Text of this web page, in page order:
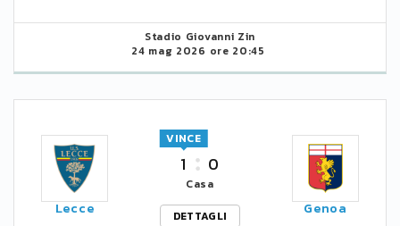
Stadio Giovanni Zin
24 mag 2026 ore 20:45
Lecce
1
VINCE
0
Casa
DETTAGLI
Genoa